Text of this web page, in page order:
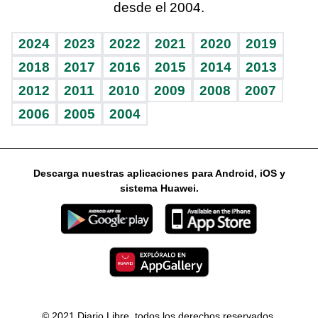
Vida y familia
Eñe
Celebrando la vida
Sin complejos
En pocas palabras
Escuchando al corazón
Economía Personal
Consulta Libre
BRV
TBT Deportivo
Ágora
Guía del dinero
Horóscopos
desde el 2004.
2024 2023 2022 2021 2020
2019
2018
2017 2016 2015 2014
2013
2012
2011 2010 2009 2008
2007
2006
2005 2004
Descarga nuestras aplicaciones para Android, iOS y
sistema Huawei.